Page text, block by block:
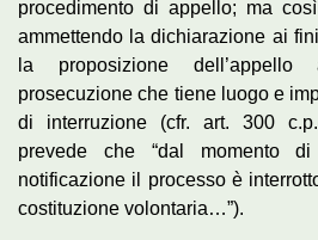
procedimento di appello; ma
ammettendo la dichiarazione ai
la proposizione
prosecuzione che tiene luogo e
di interruzione (cfr. art. 300
prevede che “dal momento
notificazione il processo è
costituzione volontaria…”).